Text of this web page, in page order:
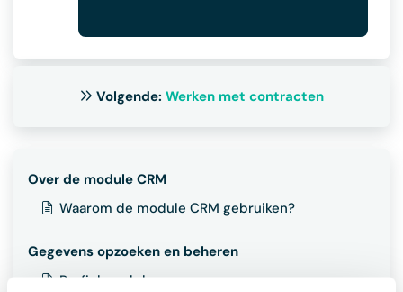
Volgende: Werken met contracten
Over de module CRM
Waarom de module CRM gebruiken?
Gegevens opzoeken en beheren
Profiel raadplegen